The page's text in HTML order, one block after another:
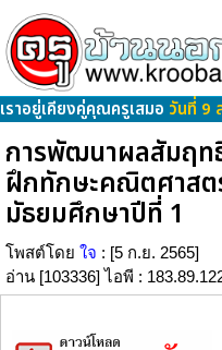
เราอยู่เคียงคู่คุณครูเสมอ วันที่ 9
การพัฒนาผลสัมฤท
ฝึกทักษะคณิตศาสต
มัธยมศึกษาปีที่ 1
โพสต์โดย ใจ : [5 ก.ย. 2565]
อ่าน [103336] ไอพี :